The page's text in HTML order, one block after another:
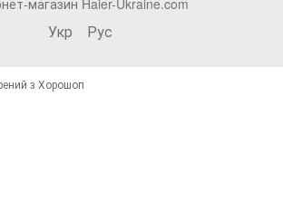
Укр Рус
з Хорошоп